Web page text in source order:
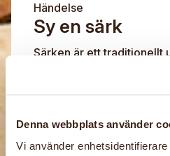
Denna webbplats använder
Vi använder
Händelse
Sy en särk
Särken är ett traditionellt
kvinnor. Finns i
och för […]